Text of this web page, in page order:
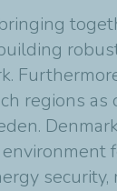
regions as